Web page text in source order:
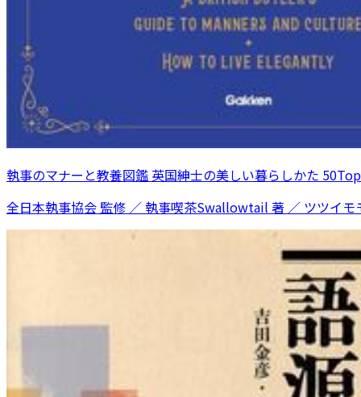
執事のマナーと教養図鑑 英国紳士の美しい暮らしかた
全日本執事協会 監修 ／ 執事喫茶Swallowtail 著 ／ ツツイ